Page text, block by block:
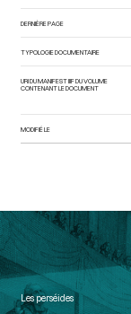
DERNIÈRE PAGE
TYPOLOGIE DOCUMENTAIRE
URI DU MANIFEST IIIF DU VOLUME
CONTENANT LE DOCUMENT
MODIFIÉ LE
Les perséides